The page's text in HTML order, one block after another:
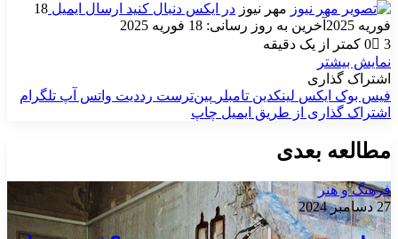
مهر نیوز در ایکس دنبال کنید ارسال ایمیل 18
فوریه 2025
آخرین به روز رسانی: 18 فوریه 2025
0
3
کمتر از یک دقیقه
نمایش بیشتر
اشتراک گذاری
فیس بوک ایکس لینکدین ‫تامبلر ‫پین‌ترست ‫رددیت واتس آپ تلگرام
اشتراک گذاری از طریق ایمیل چاپ
مطالعه بعدی
فرهنگ و هنر
27 دسامبر 2024